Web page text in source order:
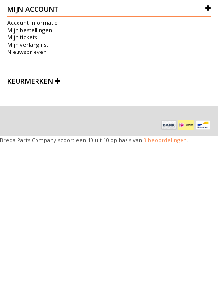
MIJN ACCOUNT
Account informatie
Mijn bestellingen
Mijn tickets
Mijn verlanglijst
Nieuwsbrieven
KEURMERKEN
Breda Parts Company scoort een 10 uit 10 op basis van 3 beoordelingen.